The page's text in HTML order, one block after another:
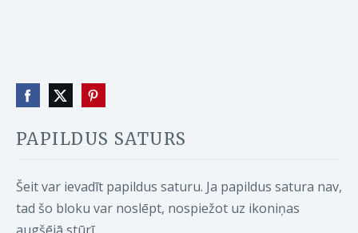
PAPILDUS SATURS
Šeit var ievadīt papildus saturu. Ja papildus satura nav,
tad šo bloku var noslēpt, nospiežot uz ikoniņas